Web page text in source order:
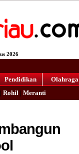
2026
Pendidikan Olahraga
Rohil| Meranti